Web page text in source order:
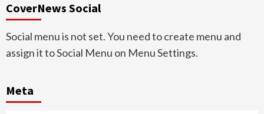
CoverNews Social
Social menu is not set. You need to create menu and
assign it to Social Menu on Menu Settings.
Meta